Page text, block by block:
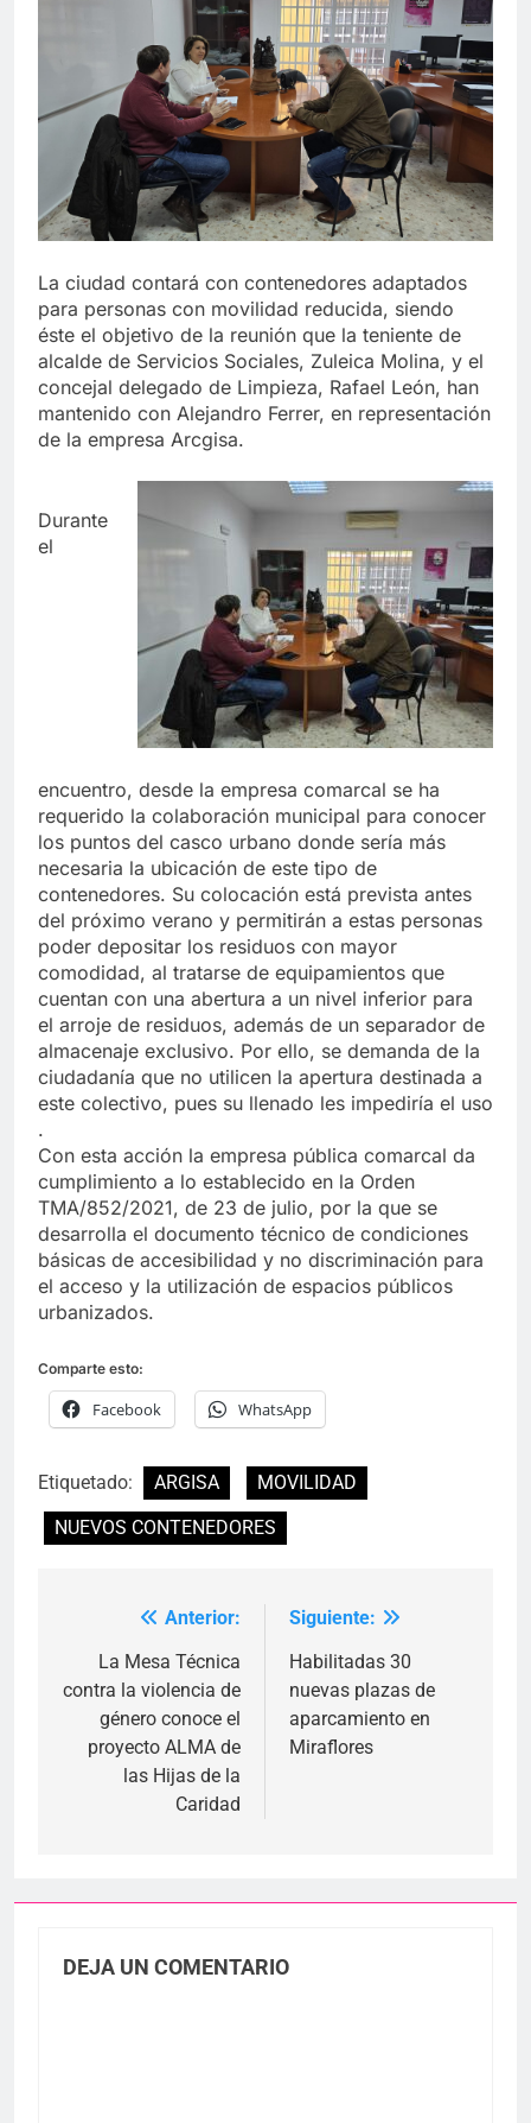
echa el cierre con éxito
rotundo
2 Semanas Atrás
La Mancomunidad y el Banco
de Alimentos del Campo de
Gibraltar renuevan su
convenio de colaboración
2 Semanas Atrás
Tráfico especial para
despedir la feria. Ojo si vas
a Santa Bárbara
2 Semanas Atrás
La feria se despide por todo
lo alto: Antonio José, fuegos
amanecer
2 Semanas Atrás
La ciudad contará con contenedores adaptados
para personas con movilidad reducida, siendo
éste el objetivo de la reunión que la teniente de
alcalde de Servicios Sociales, Zuleica Molina, y el
concejal delegado de Limpieza, Rafael León, han
mantenido con Alejandro Ferrer, en representación
de la empresa Arcgisa.
Durante
el
encuentro, desde la empresa comarcal se ha
requerido la colaboración municipal para conocer
los puntos del casco urbano donde sería más
necesaria la ubicación de este tipo de
contenedores. Su colocación está prevista antes
del próximo verano y permitirán a estas personas
poder depositar los residuos con mayor
comodidad, al tratarse de equipamientos que
cuentan con una abertura a un nivel inferior para
el arroje de residuos, además de un separador de
almacenaje exclusivo. Por ello, se demanda de la
ciudadanía que no utilicen la apertura destinada a
este colectivo, pues su llenado les impediría el uso
.
Con esta acción la empresa pública comarcal da
cumplimiento a lo establecido en la Orden
TMA/852/2021, de 23 de julio, por la que se
desarrolla el documento técnico de condiciones
básicas de accesibilidad y no discriminación para
el acceso y la utilización de espacios públicos
urbanizados.
Comparte esto:
Facebook WhatsApp
Etiquetado: ARGISA
MOVILIDAD
NUEVOS CONTENEDORES
Navegación
entradas
Anterior:
La Mesa Técnica
contra la violencia de
género conoce el
proyecto ALMA de
las Hijas de la
Caridad
Siguiente:
Habilitadas 30
nuevas plazas de
aparcamiento en
Miraflores
DEJA UN COMENTARIO